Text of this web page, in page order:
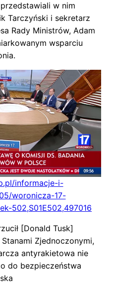
w nim
Tarczyński i sekretarz
Rady Ministrów, Adam
wsparciu
informacje-i-
woronicza-17-
502,S01E502,497016
[Donald Tusk]
Zjednoczonymi,
antyrakietowa nie
do bezpieczeństwa